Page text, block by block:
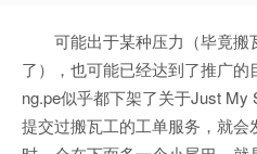
可能出于某种压力（毕竟搬
了），也可能已经达到了推广
ng.pe似乎都下架了关于Just
提交过搬瓦工的工单服务，就